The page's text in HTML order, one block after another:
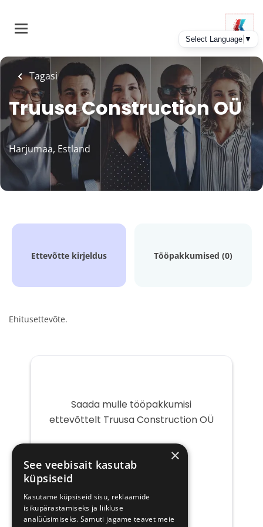
main
Tagasi
Truusa Construction OÜ
Harjumaa, Estland
Ettevõtte kirjeldus Tööpakkumised (0)
Ehitusettevõte.
Saada mulle tööpakkumisi
ettevõttelt Truusa Construction OÜ
post
×
See veebisait kasutab
küpsiseid
Kasutame küpsiseid sisu, reklaamide
isikupärastamiseks ja liikluse
analüüsimiseks. Samuti jagame teavet meie